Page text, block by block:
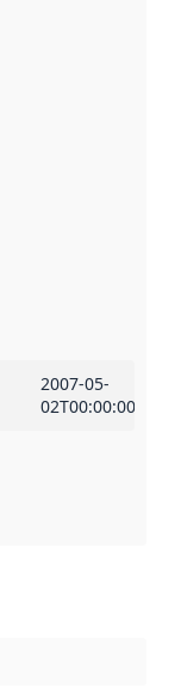
2007-05-
02T00:00:00Z
eller